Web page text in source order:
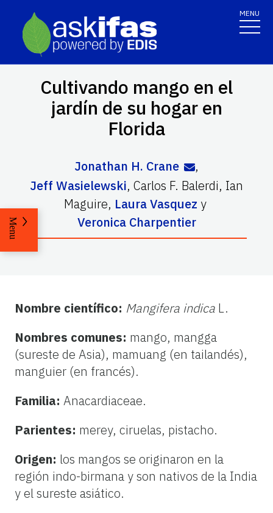
MENU
Cultivando mango en el
jardín de su hogar en
Florida
Jonathan H. Crane
,
Jeff Wasielewski, Carlos F. Balerdi, Ian
Maguire, Laura Vasquez y
Veronica Charpentier
Menu
Nombre científico: Mangifera indica L.
Nombres comunes: mango, mangga
(sureste de Asia), mamuang (en tailandés),
manguier (en francés).
Familia: Anacardiaceae.
Parientes: merey, ciruelas, pistacho.
Origen: los mangos se originaron en la
región indo-birmana y son nativos de la India
y el sureste asiático.